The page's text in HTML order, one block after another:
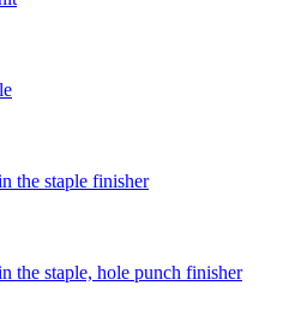
the staple finisher
the staple, hole punch finisher